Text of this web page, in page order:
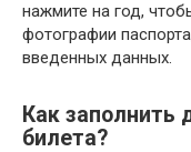
нажмите на год,
фотографии
введенных данных.
Как заполнить
билета?